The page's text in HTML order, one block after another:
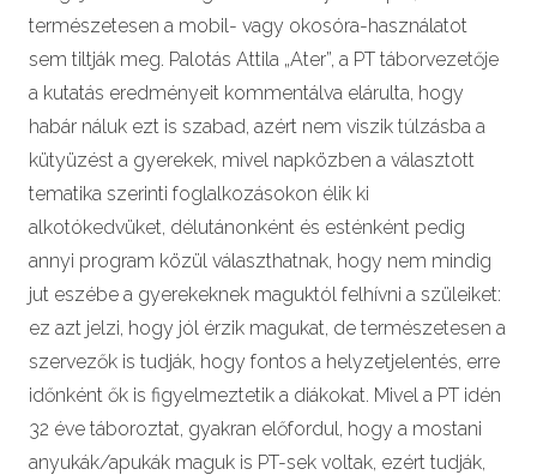
természetesen a mobil- vagy okosóra-használatot
sem tiltják meg. Palotás Attila „Ater”, a PT táborvezetője
a kutatás eredményeit kommentálva elárulta, hogy
habár náluk ezt is szabad, azért nem viszik túlzásba a
kütyüzést a gyerekek, mivel napközben a választott
tematika szerinti foglalkozásokon élik ki
alkotókedvüket, délutánonként és esténként pedig
annyi program közül választhatnak, hogy nem mindig
jut eszébe a gyerekeknek maguktól felhívni a szüleiket:
ez azt jelzi, hogy jól érzik magukat, de természetesen a
szervezők is tudják, hogy fontos a helyzetjelentés, erre
időnként ők is figyelmeztetik a diákokat. Mivel a PT idén
32 éve táboroztat, gyakran előfordul, hogy a mostani
anyukák/apukák maguk is PT-sek voltak, ezért tudják,